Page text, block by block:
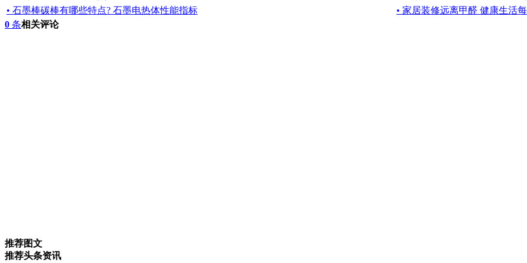
• 石墨棒碳棒有哪些特点? 石墨电热体性能指标
• 家居装修远离甲醛 健康生活
0 条相关评论
推荐图文
推荐头条资讯